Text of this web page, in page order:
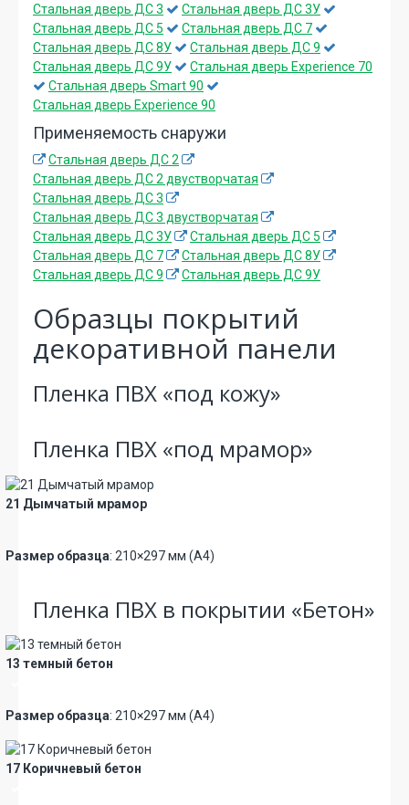
Стальная дверь ДС 3
Стальная дверь ДС 3У
Стальная дверь ДС 5
Стальная дверь ДС 7
Стальная дверь ДС 8У
Стальная дверь ДС 9
Стальная дверь ДС 9У
Стальная дверь Experience 70
Стальная дверь Smart 90
Стальная дверь Experience 90
Применяемость снаружи
Стальная дверь ДС 2
Стальная дверь ДС 2 двустворчатая
Стальная дверь ДС 3
Стальная дверь ДС 3 двустворчатая
Стальная дверь ДС 3У
Стальная дверь ДС 5
Стальная дверь ДС 7
Стальная дверь ДС 8У
Стальная дверь ДС 9
Стальная дверь ДС 9У
Образцы покрытий
декоративной панели
Пленка ПВХ «под кожу»
Пленка ПВХ «под мрамор»
21 Дымчатый мрамор
Размер образца: 210×297 мм (А4)
Пленка ПВХ в покрытии «Бетон»
13 темный бетон
Размер образца: 210×297 мм (А4)
17 Коричневый бетон